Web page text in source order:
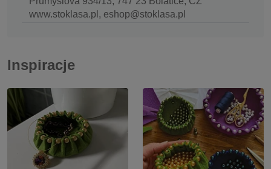
www.stoklasa.pl, eshop@stoklasa.pl
Inspiracje